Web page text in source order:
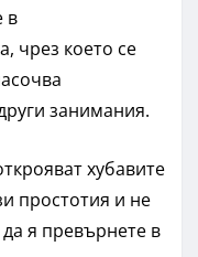
в
чрез което се
занимания.
хубавите
простотия и не
я превърнете в